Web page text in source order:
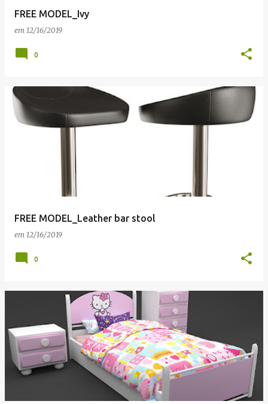
FREE MODEL_Ivy
em 12/16/2019
0
FREE MODEL_Leather bar stool
em 12/16/2019
0